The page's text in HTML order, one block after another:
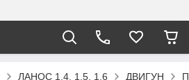
ЛАНОС 1.4, 1.5, 1.6 ДВИГУН